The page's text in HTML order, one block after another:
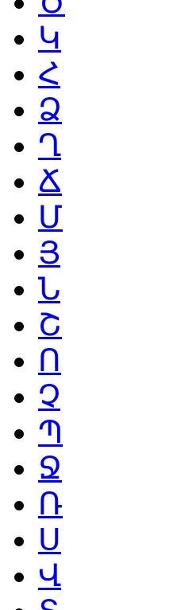
Կ
Հ
Ձ
Ղ
Ճ
Մ
Յ
Ն
Շ
Ո
Չ
Պ
Ջ
Ռ
Ս
Վ